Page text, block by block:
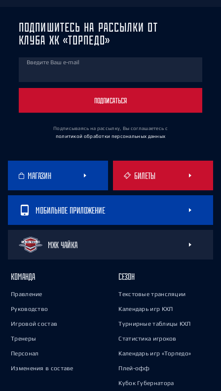
ПОДПИШИТЕСЬ НА РАССЫЛКИ ОТ
КЛУБА ХК «ТОРПЕДО»
Введите Ваш e-mail
ПОДПИСАТЬСЯ
Подписываясь на рассылку, Вы соглашаетесь с
политикой обработки персональных данных
МАГАЗИН БИЛЕТЫ
МОБИЛЬНОЕ ПРИЛОЖЕНИЕ
МХК ЧАЙКА
КОМАНДА
Правление
Руководство
Игровой состав
Тренеры
Персонал
Изменения в составе
СЕЗОН
Текстовые трансляции
Календарь игр КХЛ
Турнирные таблицы КХЛ
Статистика игроков
Календарь игр «Торпедо»
Плей-офф
Кубок Губернатора